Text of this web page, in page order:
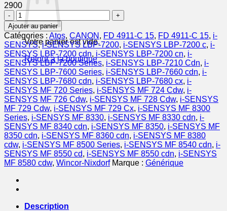
Votre panier est vide.
Retour à la boutique
2900
quantité
de
2659B002
/
718Y
-
toner
compatible
Canon
-
jaune
Ajouter au panier
Catégories : Atos, CANON , FD 4911-C 15, FD 4911-C 15, i-
SENSYS,i-SENSYS LBP-7200, i-SENSYS LBP-7200 c, i-
SENSYS LBP-7200 cdn, i-SENSYS LBP-7200 cn, i-
SENSYS LBP-7200 Series, i-SENSYS LBP-7210 Cdn, i-
SENSYS LBP-7600 Series, i-SENSYS LBP-7660 cdn, i-
SENSYS LBP-7680 cdn, i-SENSYS LBP-7680 cx, i-
SENSYS MF 720 Series, i-SENSYS MF 724 Cdw, i-
SENSYS MF 726 Cdw, i-SENSYS MF 728 Cdw, i-SENSYS
MF 729 Cdw, i-SENSYS MF 729 Cx, i-SENSYS MF 8300
Series, i-SENSYS MF 8330, i-SENSYS MF 8330 cdn, i-
SENSYS MF 8340 cdn, i-SENSYS MF 8350, i-SENSYS MF
8350 cdn, i-SENSYS MF 8360 cdn, i-SENSYS MF 8380
cdw, i-SENSYS MF 8500 Series, i-SENSYS MF 8540 cdn, i-
SENSYS MF 8550 cd, i-SENSYS MF 8550 cdn, i-SENSYS
MF 8580 cdw, Wincor-Nixdorf Marque : Générique
Description